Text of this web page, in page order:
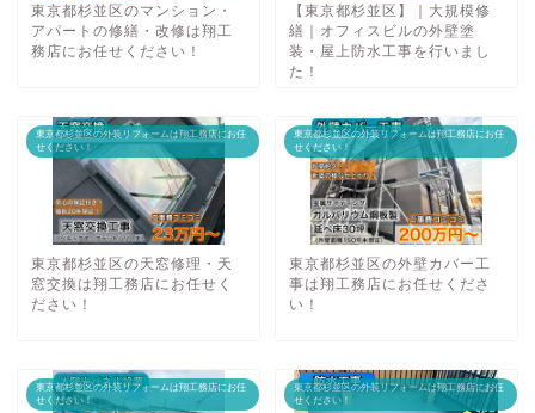
東京都杉並区のマンション・
アパートの修繕・改修は翔工
務店にお任せください！
【東京都杉並区】｜大規模修
繕｜オフィスビルの外壁塗
装・屋上防水工事を行いまし
た！
東京都杉並区の外装リフォームは翔工務店にお任
せください！
東京都杉並区の天窓修理・天
窓交換は翔工務店にお任せく
ださい！
東京都杉並区の外装リフォームは翔工務店にお任
せください！
東京都杉並区の外壁カバー工
事は翔工務店にお任せくださ
い！
東京都杉並区の外装リフォームは翔工務店にお任
せください！
東京都杉並区の外装リフォームは翔工務店にお任
せください！